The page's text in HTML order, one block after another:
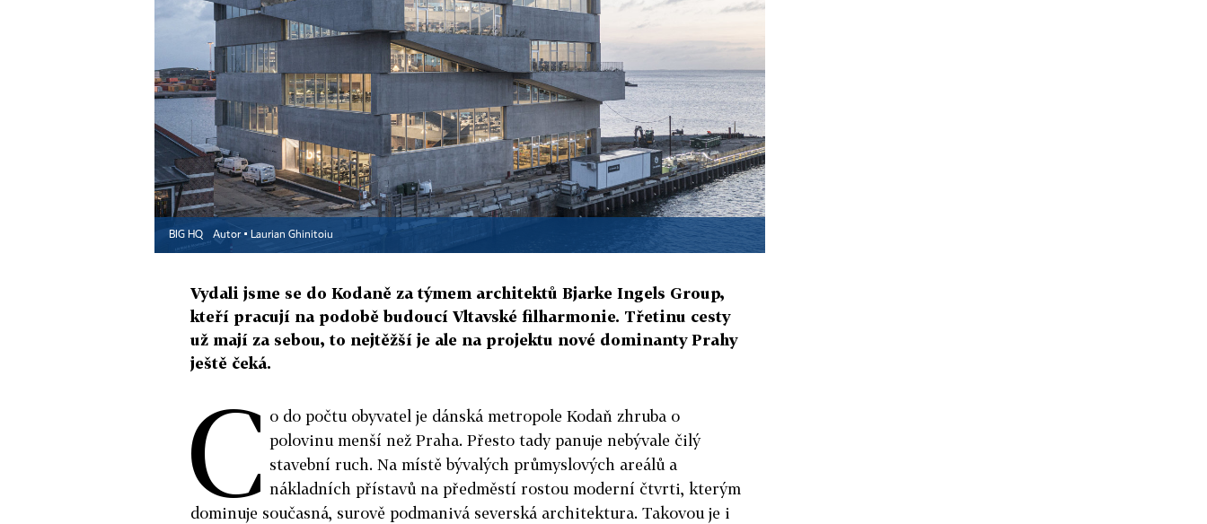
BIG HQ Autor ▪ Laurian Ghinitoiu
Vydali jsme se do Kodaně za týmem architektů Bjarke Ingels Group,
kteří pracují na podobě budoucí Vltavské filharmonie. Třetinu cesty
už mají za sebou, to nejtěžší je ale na projektu nové dominanty Prahy
ještě čeká.
C o do počtu obyvatel je dánská metropole Kodaň zhruba o
polovinu menší než Praha. Přesto tady panuje nebývale čilý
stavební ruch. Na místě bývalých průmyslových areálů a
nákladních přístavů na předměstí rostou moderní čtvrti, kterým
dominuje současná, surově podmanivá severská architektura. Takovou je i